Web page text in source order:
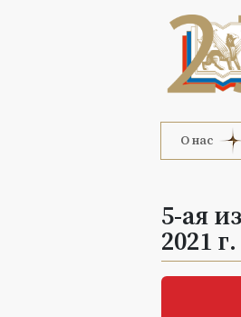
О нас
5-ая
2021